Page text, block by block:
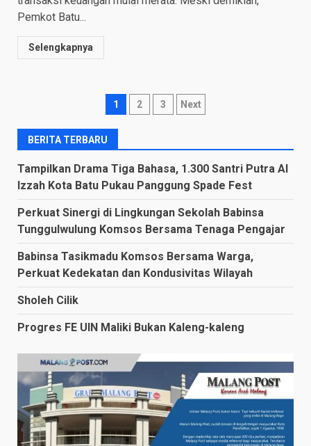
Pemkot Batu...
Selengkapnya
Posts
navigation
1 2 3 Next
BERITA TERBARU
Tampilkan Drama Tiga Bahasa, 1.300 Santri Putra Al
Izzah Kota Batu Pukau Panggung Spade Fest
Perkuat Sinergi di Lingkungan Sekolah Babinsa
Tunggulwulung Komsos Bersama Tenaga Pengajar
Babinsa Tasikmadu Komsos Bersama Warga,
Perkuat Kedekatan dan Kondusivitas Wilayah
Sholeh Cilik
Progres FE UIN Maliki Bukan Kaleng-kaleng